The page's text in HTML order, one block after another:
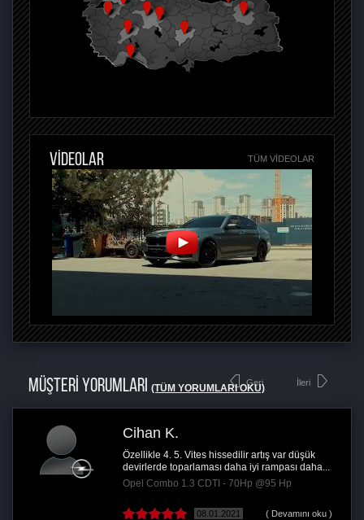
VİDEOLAR TÜM VIDEOLAR
MÜŞTERİ YORUMLARI (TÜM YORUMLARI OKU)
Geri
Cihan K.
Özellikle 4. 5. Vites hissedilir artış var düşük
devirlerde toparlaması daha iyi rampası daha...
Opel Combo 1.3 CDTI - 70Hp @95 Hp
08.01.2021 ( Devamını oku )
İleri